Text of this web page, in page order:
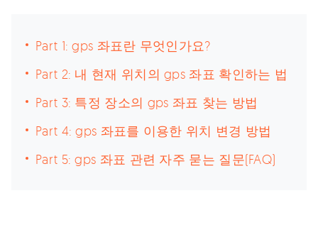
Part 1: gps 좌표란 무엇인가요?
Part 2: 내 현재 위치의 gps 좌표 확인하는 법
Part 3: 특정 장소의 gps 좌표 찾는 방법
Part 4: gps 좌표를 이용한 위치 변경 방법
Part 5: gps 좌표 관련 자주 묻는 질문(FAQ)